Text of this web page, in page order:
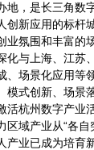
地，是长三角数
创新应用的标杆
业氛围和丰富的
化与上海、江苏
、场景化应用等
模式创新、场景
活杭州数字产业
域产业从“各自
产业已成为培育